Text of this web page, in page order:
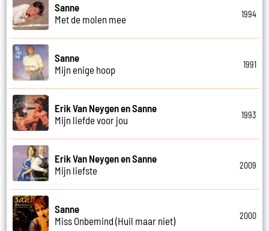
Sanne
Met de molen mee
1994
Sanne
Mijn enige hoop
1991
Erik Van Neygen en Sanne
Mijn liefde voor jou
1993
Erik Van Neygen en Sanne
Mijn liefste
2009
Sanne
Miss Onbemind (Huil maar niet)
2000